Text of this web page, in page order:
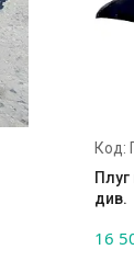
Плуг
див.
16